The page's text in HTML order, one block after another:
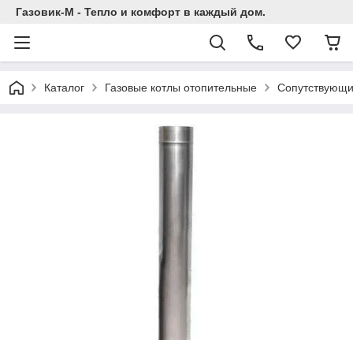
Газовик-М - Тепло и комфорт в каждый дом.
Каталог Газовые котлы отопительные